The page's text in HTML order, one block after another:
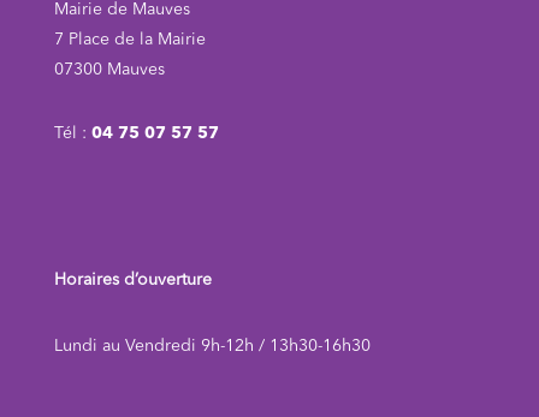
Mairie de Mauves
7 Place de la Mairie
07300 Mauves
Tél : 04 75 07 57 57
Horaires d’ouverture
Lundi au Vendredi 9h-12h / 13h30-16h30